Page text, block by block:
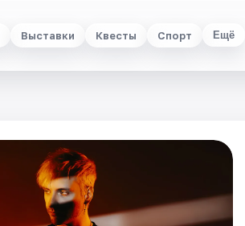
Выставки Квесты Спорт Ещё